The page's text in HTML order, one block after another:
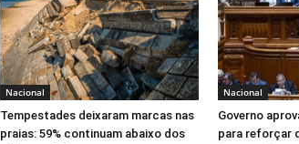
Nacional
Tempestades deixaram marcas nas
praias: 59% continuam abaixo dos
Nacional
Governo
para reforçar